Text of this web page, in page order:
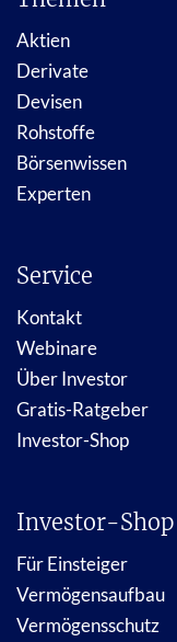
Aktien
Derivate
Devisen
Rohstoffe
Börsenwissen
Experten
Service
Kontakt
Webinare
Über Investor
Gratis-Ratgeber
Investor-Shop
Investor-Shop
Für Einsteiger
Vermögensaufbau
Vermögensschutz